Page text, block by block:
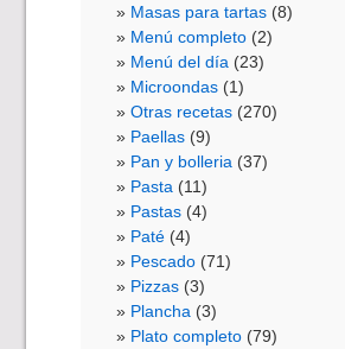
Masas para tartas (8)
Menú completo (2)
Menú del día (23)
Microondas (1)
Otras recetas (270)
Paellas (9)
Pan y bolleria (37)
Pasta (11)
Pastas (4)
Paté (4)
Pescado (71)
Pizzas (3)
Plancha (3)
Plato completo (79)